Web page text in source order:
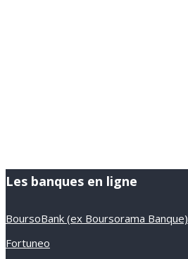
Les banques en ligne
BoursoBank (ex Boursorama Banque)
Fortuneo